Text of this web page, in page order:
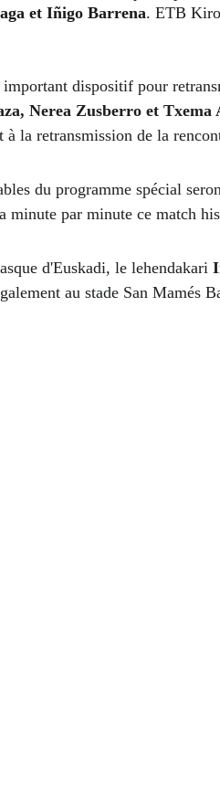
et Iñigo Barrena. ETB
Nerea Zusberro et Txema
à la retransmission de la
du programme spécial
minute par minute ce match
d'Euskadi, le lehendakari
au stade San Mamés